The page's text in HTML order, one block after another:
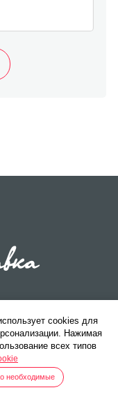
cookies для
Нажимая
всех типов
необходимые